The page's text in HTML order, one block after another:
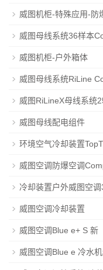
威图机柜-特殊应用-防
威图母线系统36样本
威图机柜-户外箱体
威图母线系统RiLine
威图RiLineX母线系统
威图母线配电组件
环境空气冷却装置
威图空调防爆空调
冷却装置户外威图空调
威图空调冷却装置
威图空调Blue e+ S 新
威图空调Blue e 冷水机